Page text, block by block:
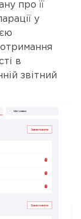
про її
у
в
звітний